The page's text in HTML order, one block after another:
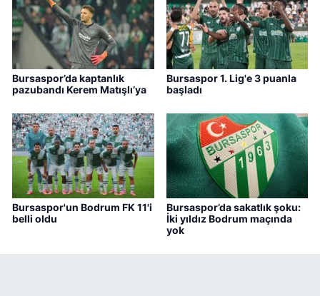
Bursaspor’da kaptanlık
pazubandı Kerem Matışlı’ya
Bursaspor 1. Lig'e 3 puanla
başladı
Bursaspor'un Bodrum FK 11'i
belli oldu
Bursaspor’da sakatlık şoku:
İki yıldız Bodrum maçında
yok